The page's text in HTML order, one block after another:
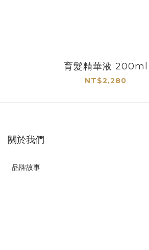
育髮精華液 200ml
NT$2,280
關於我們
品牌故事